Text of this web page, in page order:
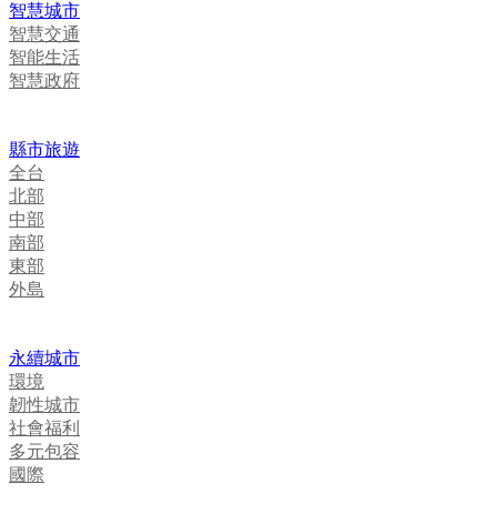
智慧城市
智慧交通
智能生活
智慧政府
縣市旅遊
全台
北部
中部
南部
東部
外島
永續城市
環境
韌性城市
社會福利
多元包容
國際